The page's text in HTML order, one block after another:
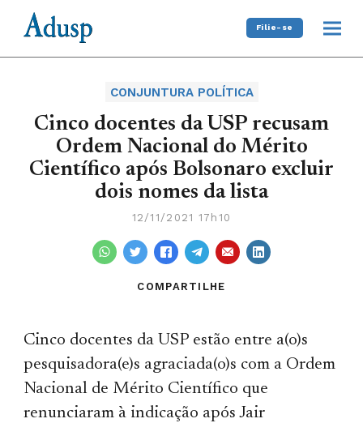
Filie-se
CONJUNTURA POLÍTICA
Cinco docentes da USP recusam
Ordem Nacional do Mérito
Científico após Bolsonaro excluir
dois nomes da lista
12/11/2021 17h10
COMPARTILHE
Cinco docentes da USP estão entre a(o)s
pesquisadora(e)s agraciada(o)s com a Ordem
Nacional de Mérito Científico que
renunciaram à indicação após Jair